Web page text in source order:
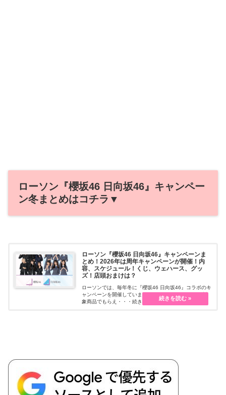
ローソン『櫻坂46 日向坂46』キャンペー
ン冬まとめはコチラ▼
ローソン『櫻坂46 日向坂46』キャンペーンま
とめ！2026年は周年キャンペーンが開催！内
容、スケジュール！くじ、ウェハース、グッ
ズ！店頭おまけは？
ローソンでは、毎年冬に『櫻坂46 日向坂46』コラボのキ
ャンペーンを開催しています！オリジナルグッズや、対
象商品でもらえ・・・続きを読む